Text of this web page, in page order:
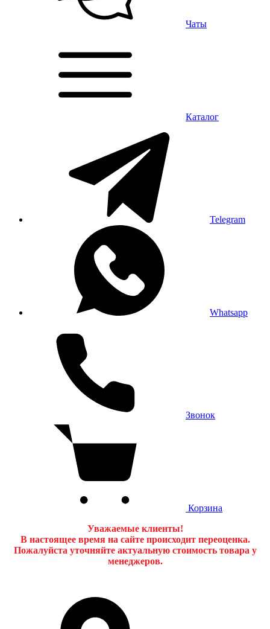
Чаты
Каталог
Telegram
Whatsapp
Звонок
Корзина
Уважаемые клиенты!
В настоящее время на сайте происходит переоценка.
Пожалуйста уточняйте актуальную стоимость товара у
менеджеров.